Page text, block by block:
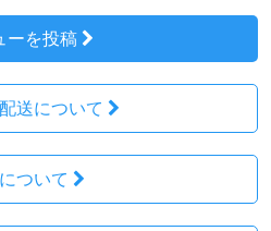
ーを投稿
送について
ついて